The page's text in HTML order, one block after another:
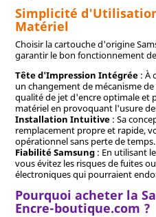
Simplicité
Matériel
Choisir la cartouche d'origine
garantir le bon fonctionnement
Tête d'Impression Intégrée: À
un changement de mécanisme
qualité de jet d'encre optimale et
matériel en provoquant l'usure
Installation Intuitive: Sa
remplacement propre et rapide,
opérationnel sans perte de temps.
Fiabilité Samsung: En utilisant
vous évitez les risques de fuites
électroniques qui pourraient
Pourquoi acheter la
Encre-boutique.com ?